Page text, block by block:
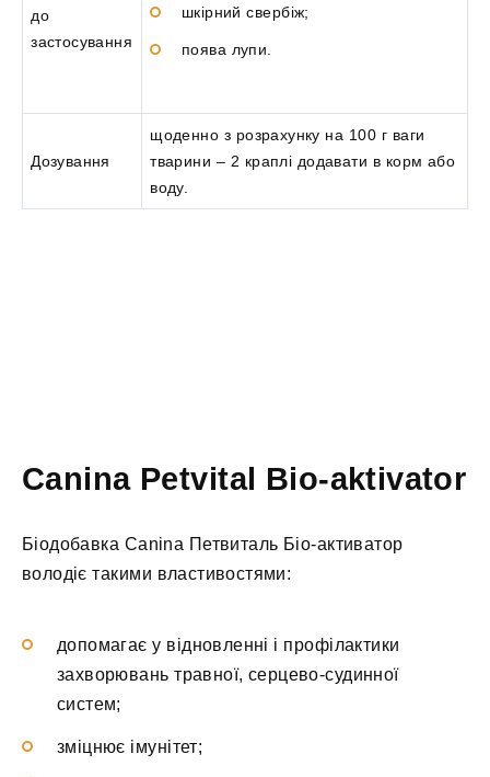
до
застосування
шкірний свербіж;
поява лупи.
Дозування
щоденно з розрахунку на 100 г ваги
тварини – 2 краплі додавати в корм або
воду.
Canina Petvital Bio-aktivator
Біодобавка Canina Петвиталь Біо-активатор
володіє такими властивостями:
допомагає у відновленні і профілактики
захворювань травної, серцево-судинної
систем;
зміцнює імунітет;